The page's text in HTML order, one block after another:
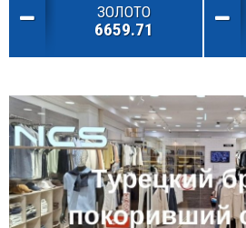
ЗОЛОТО
6659.71